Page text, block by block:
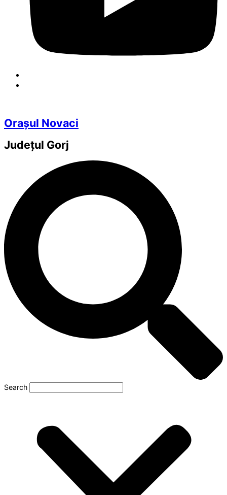
Orașul Novaci
Județul Gorj
Search